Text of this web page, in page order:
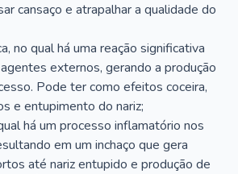
cansaço e atrapalhar a qualidade do
no qual há uma reação significativa
externos, gerando a produção
Pode ter como efeitos coceira,
e entupimento do nariz;
há um processo inflamatório nos
em um inchaço que gera
até nariz entupido e produção de